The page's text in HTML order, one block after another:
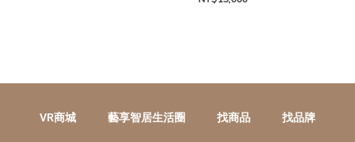
VR商城 藝享智居生活圈 找商品 找品牌